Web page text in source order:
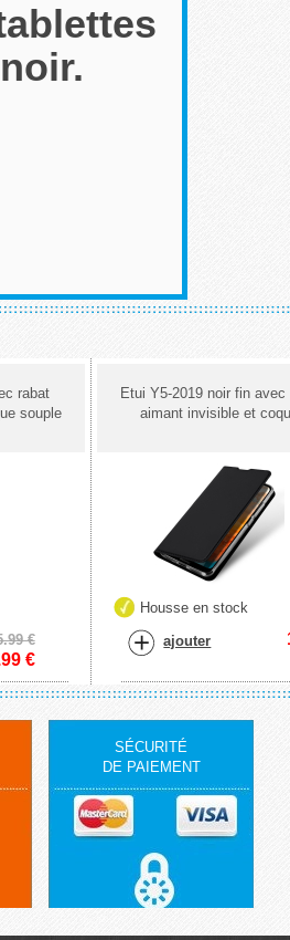
rabat
souple
€
€
Etui Y5-2019 noir fin avec
aimant invisible et
Housse en stock
ajouter
SÉCURITÉ
DE PAIEMENT